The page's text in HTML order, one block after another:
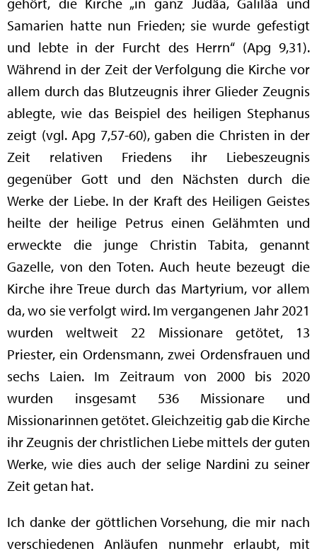
Samarien hatte nun Frieden; sie wurde gefestigt
und lebte in der Furcht des Herrn“ (Apg 9,31).
Während in der Zeit der Verfolgung die Kirche vor
allem durch das Blutzeugnis ihrer Glieder Zeugnis
ablegte, wie das Beispiel des heiligen Stephanus
zeigt (vgl. Apg 7,57-60), gaben die Christen in der
Zeit relativen Friedens ihr Liebeszeugnis
gegenüber Gott und den Nächsten durch die
Werke der Liebe. In der Kraft des Heiligen Geistes
heilte der heilige Petrus einen Gelähmten und
erweckte die junge Christin Tabita, genannt
Gazelle, von den Toten. Auch heute bezeugt die
Kirche ihre Treue durch das Martyrium, vor allem
da, wo sie verfolgt wird. Im vergangenen Jahr 2021
wurden weltweit 22 Missionare getötet, 13
Priester, ein Ordensmann, zwei Ordensfrauen und
sechs Laien. Im Zeitraum von 2000 bis 2020
wurden insgesamt 536 Missionare und
Missionarinnen getötet. Gleichzeitig gab die Kirche
ihr Zeugnis der christlichen Liebe mittels der guten
Werke, wie dies auch der selige Nardini zu seiner
Zeit getan hat.
Ich danke der göttlichen Vorsehung, die mir nach
verschiedenen Anläufen nunmehr erlaubt, mit